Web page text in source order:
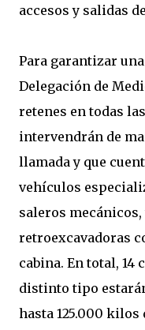
accesos y salidas
Para garantizar
Delegación de
retenes en todas
intervendrán de
llamada y que
vehículos
saleros
retroexcavadoras
cabina. En total, 14
distinto tipo
hasta 125.000 kilos